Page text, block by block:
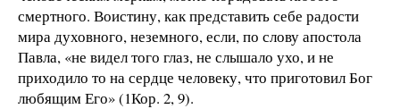
смертного. Воистину, как представить себе радости
мира духовного, неземного, если, по слову апостола
Павла, «не видел того глаз, не слышало ухо, и не
приходило то на сердце человеку, что приготовил Бог
любящим Его» (1Кор. 2, 9).